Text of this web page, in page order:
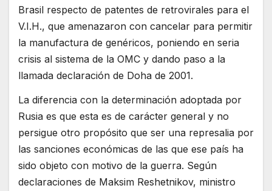
Brasil respecto de patentes de retrovirales para el
V.I.H., que amenazaron con cancelar para permitir
la manufactura de genéricos, poniendo en seria
crisis al sistema de la OMC y dando paso a la
llamada declaración de Doha de 2001.
La diferencia con la determinación adoptada por
Rusia es que esta es de carácter general y no
persigue otro propósito que ser una represalia por
las sanciones económicas de las que ese país ha
sido objeto con motivo de la guerra. Según
declaraciones de Maksim Reshetnikov, ministro